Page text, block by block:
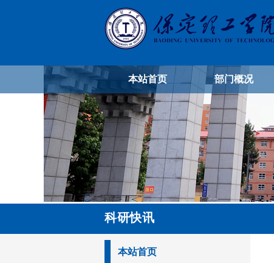
本站首页 部门概况
科研快讯
本站首页